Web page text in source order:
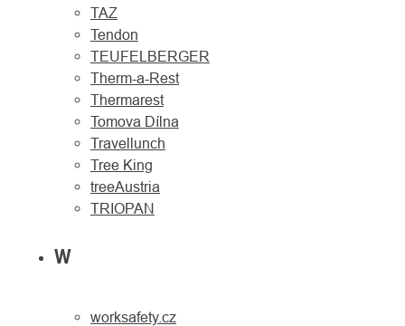
TAZ
Tendon
TEUFELBERGER
Therm-a-Rest
Thermarest
Tomova Dílna
Travellunch
Tree King
treeAustria
TRIOPAN
W
worksafety.cz